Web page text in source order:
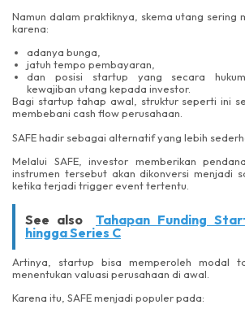
Namun dalam praktiknya, skema utang sering
karena:
adanya bunga,
jatuh tempo pembayaran,
dan posisi startup yang secara
kewajiban utang kepada investor.
Bagi startup tahap awal, struktur seperti ini
membebani cash flow perusahaan.
SAFE hadir sebagai alternatif yang lebih
Melalui SAFE, investor memberikan
instrumen tersebut akan dikonversi menjadi
ketika terjadi trigger event tertentu.
See also
Tahapan Funding
hingga Series C
Artinya, startup bisa memperoleh modal
menentukan valuasi perusahaan di awal.
Karena itu, SAFE menjadi populer pada: